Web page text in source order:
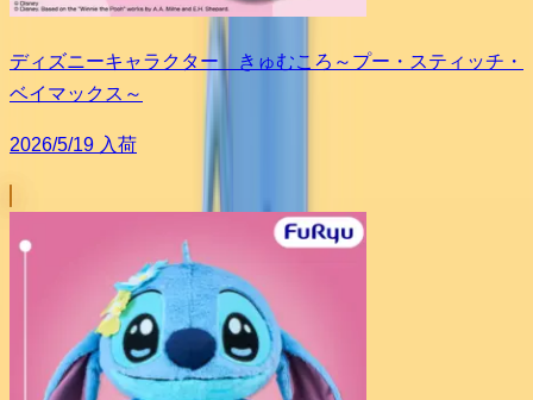
ディズニーキャラクター きゅむころ～プー・スティッチ・
ベイマックス～
2026/5/19 入荷